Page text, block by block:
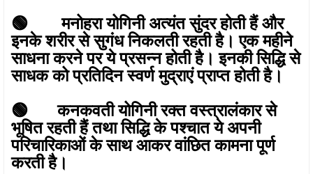
🟢 मनोहरा योगिनी अत्यंत सुंदर होती हैं और
इनके शरीर से सुगंध निकलती रहती है। एक महीने
साधना करने पर ये प्रसन्न होती है। इनकी सिद्धि से
साधक को प्रतिदिन स्वर्ण मुद्राएं प्राप्त होती है।
🟢 कनकवती योगिनी रक्त वस्त्रालंकार से
भूषित रहती हैं तथा सिद्धि के पश्चात ये अपनी
परिचारिकाओं के साथ आकर वांछित कामना पूर्ण
करती है।